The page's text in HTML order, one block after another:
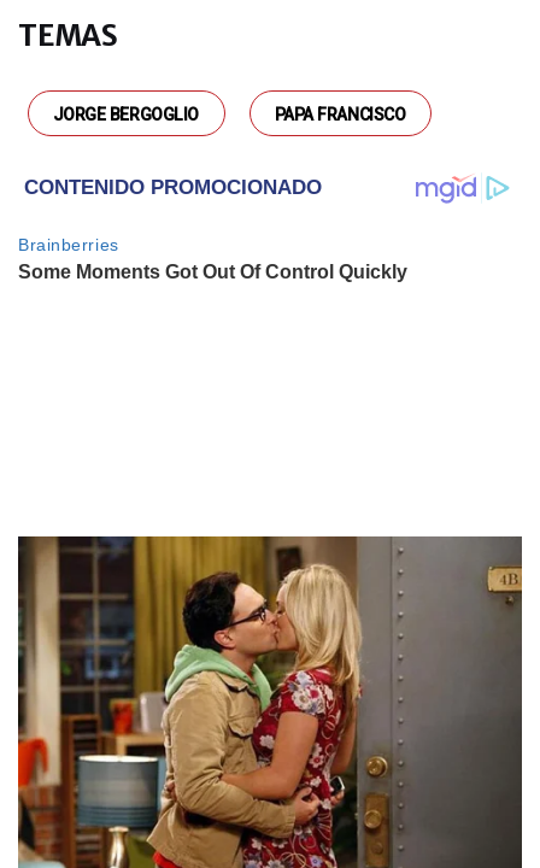
TEMAS
JORGE BERGOGLIO PAPA FRANCISCO
Viaje al corazón del reportero
gráfico que acompañó a
años: "Las fotos hablan por
nosotros"
familia de Gaspi tuvo que hacer en
medio de la repatriación de su
antes del trágico accidente
GALERIAS
Desde las fotos inéditas de su
infancia a su histórico rodaje con
Robert De Niro: la vida de Luis
Brandoni, en 33 postales
ACTUALIDAD
Tras la muerte de Gaspi, reflotan
inquietantes coincidencias en el
video que cambió su carrera